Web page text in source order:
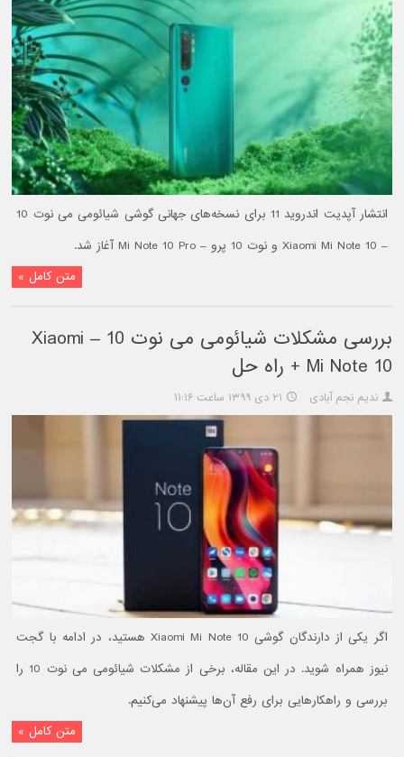
انتشار آپدیت اندروید 11 برای نسخه‌های جهانی گوشی شیائومی می نوت 10
– Xiaomi Mi Note 10 و نوت 10 پرو – Mi Note 10 Pro آغاز شد.
متن کامل »
بررسی مشکلات شیائومی می نوت 10 – Xiaomi
Mi Note 10 + راه حل
ندیم نجم آبادی ۲۱ دی ۱۳۹۹ ساعت ۱۱:۱۶
اگر یکی از دارندگان گوشی Xiaomi Mi Note 10 هستید، در ادامه با گجت
نیوز همراه شوید. در این مقاله، برخی از مشکلات شیائومی می نوت 10 را
بررسی و راهکارهایی برای رفع آن‌ها پیشنهاد می‌کنیم.
متن کامل »